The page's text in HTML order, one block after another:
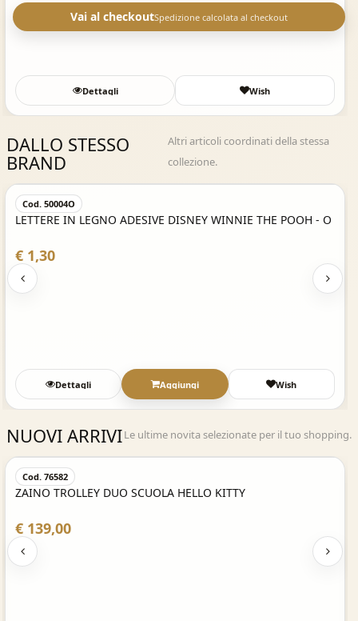
Vai al checkoutSpedizione calcolata al checkout
Dettagli Wish
DALLO STESSO
BRAND
Altri articoli coordinati della stessa
collezione.
Acquisto Veloce
Cod. 50004O
LETTERE IN LEGNO ADESIVE DISNEY WINNIE THE POOH - O
€ 1,30
Dettagli Aggiungi Wish
NUOVI ARRIVILe ultime novita selezionate per il tuo shopping.
Acquisto Veloce
Cod. 76582
ZAINO TROLLEY DUO SCUOLA HELLO KITTY
€ 139,00